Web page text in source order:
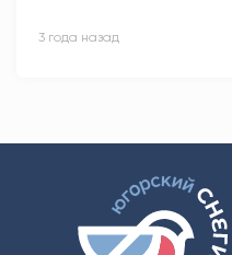
3 года назад